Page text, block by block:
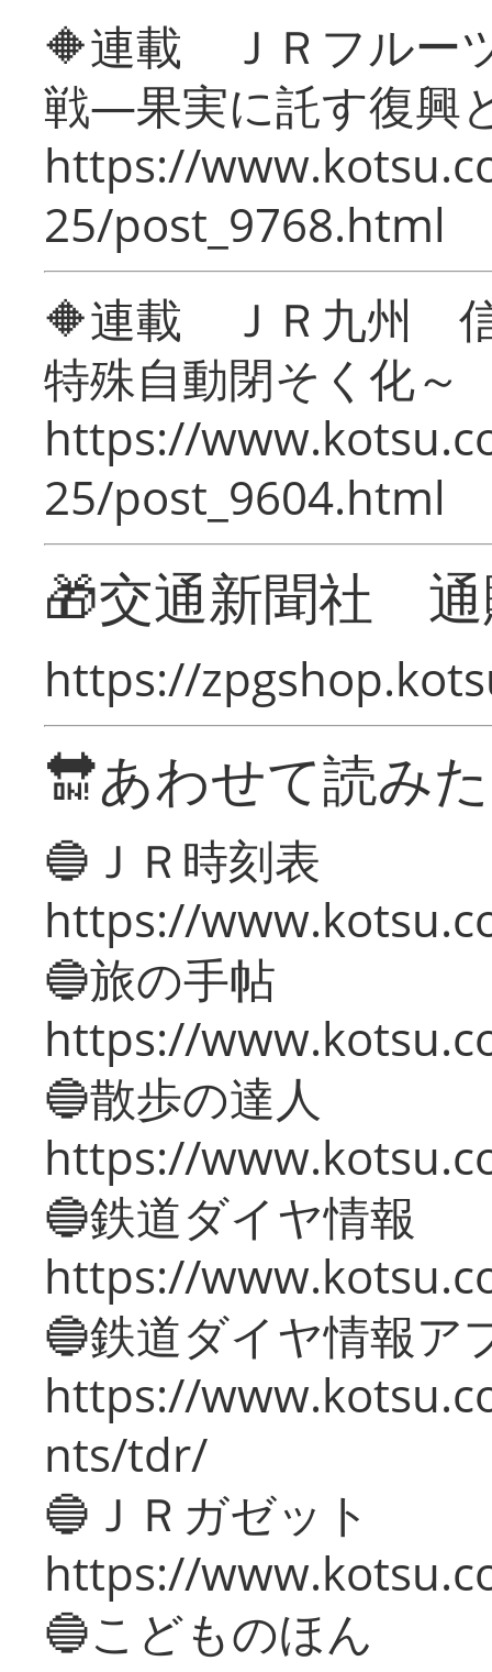
🔶連載 ＪＲフルー
戦―果実に託す復興
https://
25/post_9768.html
🔶連載 ＪＲ九州 信
特殊自動閉そく化～
https://
25/post_9604.html
🎁交通新聞社
https://
🔛あわせて読み
🔵ＪＲ時刻表
https://
🔵旅の手帖
https://
🔵散歩の達人
https://
🔵鉄道ダイヤ情報
https://
🔵鉄道ダイヤ情報ア
https://
nts/tdr/
🔵ＪＲガゼット
https://
🔵こどものほん